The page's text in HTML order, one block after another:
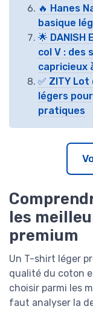
🔥 Hanes
basique
🌟 DANISH
col V : des
capricieux
✅ ZITY
légers
pratiques
les
premium
Un T-shirt léger
qualité du coton
choisir parmi les
faut analyser la